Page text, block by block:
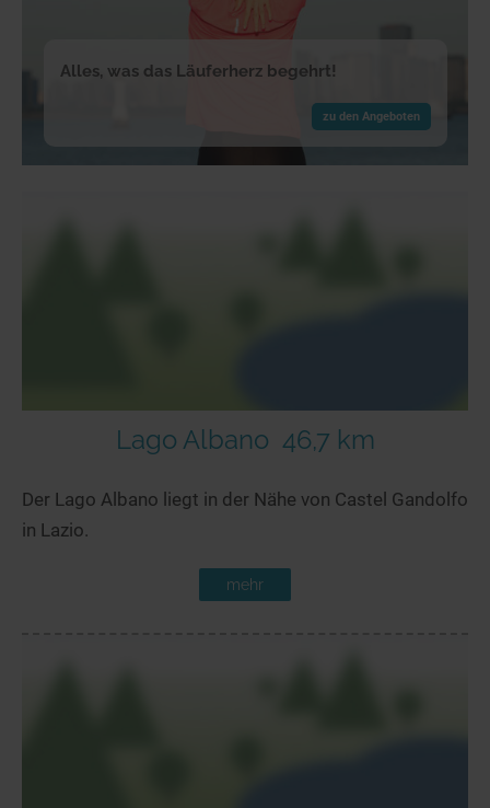
Alles, was das Läuferherz begehrt!
zu den Angeboten
Lago Albano 46,7 km
Der Lago Albano liegt in der Nähe von Castel Gandolfo
in Lazio.
mehr